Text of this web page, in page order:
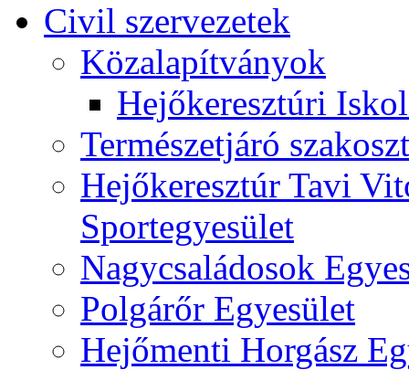
Civil szervezetek
Közalapítványok
Hejőkeresztúri
Természetjáró
Hejőkeresztúr Tavi
Sportegyesület
Nagycsaládosok
Polgárőr Egyesület
Hejőmenti Horgász